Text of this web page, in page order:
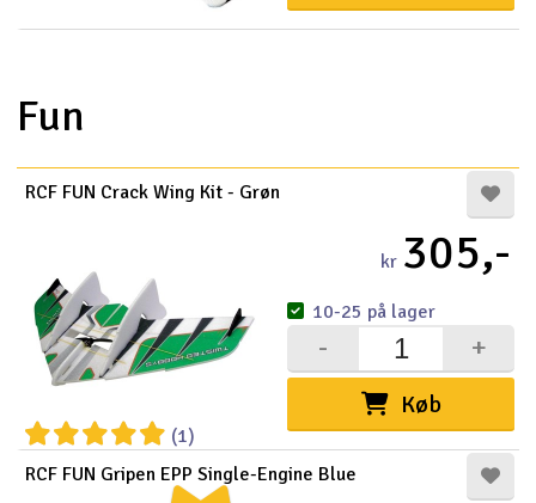
Fun
RCF FUN Crack Wing Kit - Grøn
(1)
kr 305,-
Køb
+
-
10-25 på lager
RCF FUN Gripen EPP Single-Engine Blue